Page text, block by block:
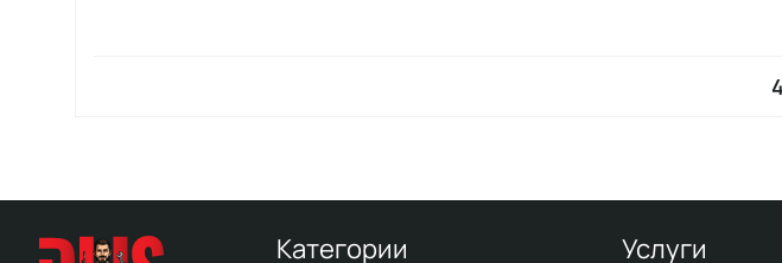
Категории Услуги